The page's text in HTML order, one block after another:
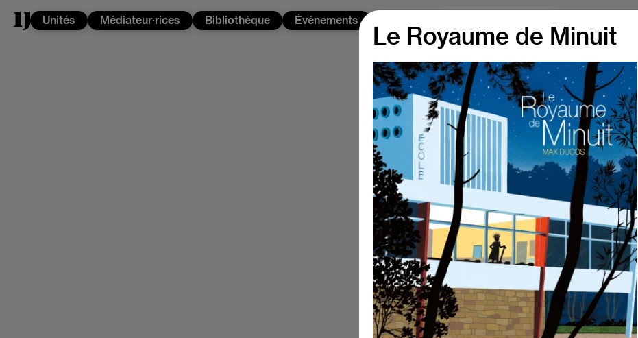
Unités Médiateur·rices Bibliothèque Événements
Le Royaume de Minuit